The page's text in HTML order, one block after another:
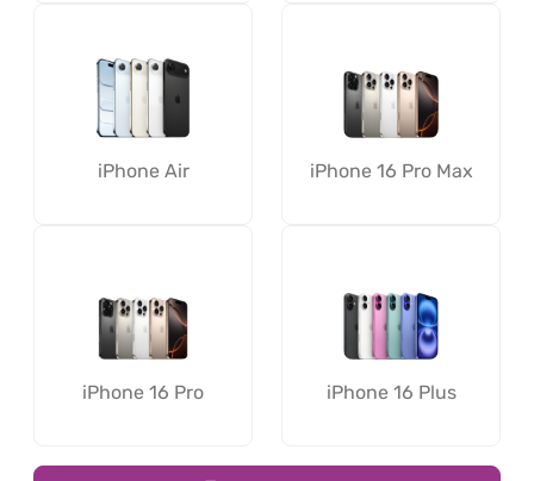
iPhone Air iPhone 16 Pro Max
iPhone 16 Pro iPhone 16 Plus